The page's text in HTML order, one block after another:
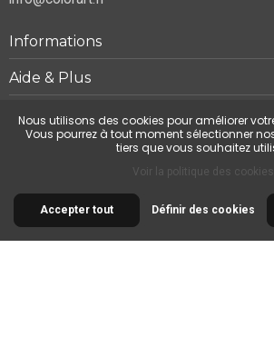
Informations
Aide & Plus
Notre société
Contactez-nous
© 2026 Cimaise Tableau. Tous
Nous utilisons des cookies pour améliorer
Vous pourrez à tout moment sélectionner
tiers que vous souhaitez
Voir la politique des cookies
Accepter tout Définir des cookies